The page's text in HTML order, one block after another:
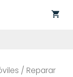
/ Reparar